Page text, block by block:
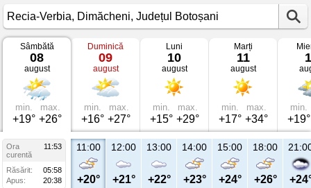
Vremea
Recia-
Verbia
Dimăcheni,
Județul
Botoșani
Sâmbătă
08
august
min.
+19°
max.
+26°
Duminică
09
august
min.
+16°
max.
+27°
Luni
10
august
min.
+15°
max.
+29°
Marți
11
august
min.
+17°
max.
+34°
min.
+19°
Ora
11:53
curentă
Răsărit:
05:58
Apus:
20:38
11:00
+20°
12:00
+21°
13:00
+22°
14:00
+23°
15:00
+24°
18:00
+26°